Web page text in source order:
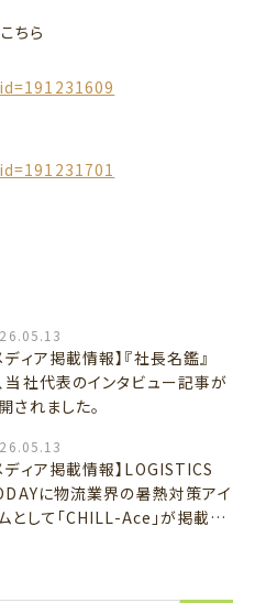
ちら
ディア掲載情報】『社長名鑑』
当社代表のインタビュー記事が
されました。
ディア掲載情報】LOGISTICS
に物流業界の暑熱対策アイ
として「CHILL-Ace」が掲載さ